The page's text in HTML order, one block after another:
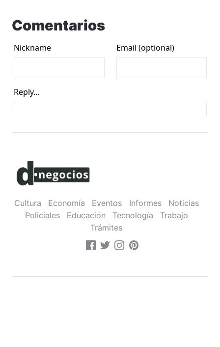
Comentarios
Cultura Economía Eventos Informes
Noticias
Policiales
Educación Tecnología
Trabajo
Trámites